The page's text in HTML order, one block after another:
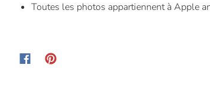
Toutes les photos appartiennent à Apple